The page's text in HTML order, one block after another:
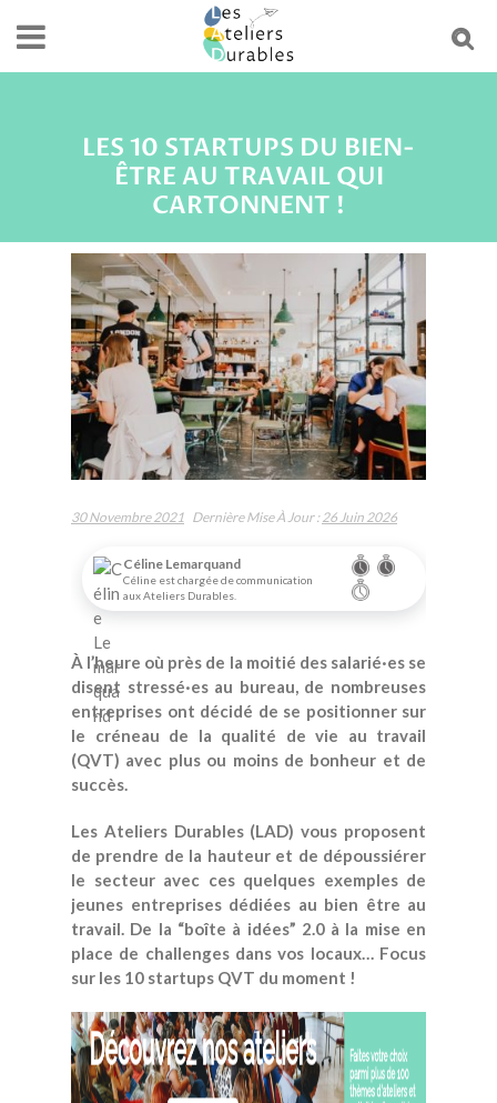
LES 10 STARTUPS DU BIEN-
ÊTRE AU TRAVAIL QUI
CARTONNENT !
30 Novembre 2021 Dernière Mise À Jour :26 Juin 2026
Céline Lemarquand
Céline est chargée de communication
aux Ateliers Durables.
À l’heure où près de la moitié des salarié·es se
disent stressé·es au bureau, de nombreuses
entreprises ont décidé de se positionner sur
le créneau de la qualité de vie au travail
(QVT) avec plus ou moins de bonheur et de
succès.
Les Ateliers Durables (LAD) vous proposent
de prendre de la hauteur et de dépoussiérer
le secteur avec ces quelques exemples de
jeunes entreprises dédiées au bien être au
travail. De la “boîte à idées” 2.0 à la mise en
place de challenges dans vos locaux… Focus
sur les 10 startups QVT du moment !